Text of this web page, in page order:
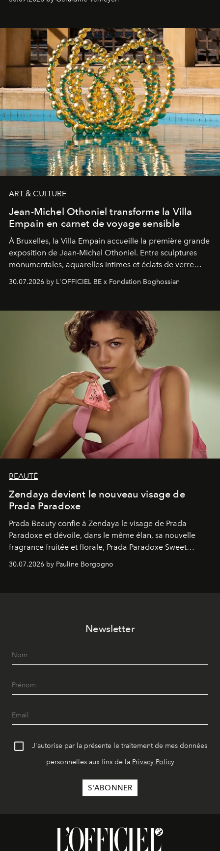
ART & CULTURE
Jean-Michel Othoniel transforme la Villa
Empain en carnet de voyage sensible
À Bruxelles, la Villa Empain accueille la première grande
exposition de Jean-Michel Othoniel. Entre sculptures
monumentales, aquarelles intimes et éclats de verre
soufflé, l’artiste français compose un itinéraire
émotionnel où chaque œuvre devient le souvenir
émerveillement.
30.07.2026 by L'OFFICIEL BE x Fondation Boghossian
BEAUTÉ
Zendaya devient le nouveau visage de
Prada Paradoxe
Prada Beauty confie à Zendaya le visage de Prada
Paradoxe et dévoile, dans le même élan, sa nouvelle
fragrance fruitée et florale, Prada Paradoxe Sweet
Chemistry Eau de Parfum.
30.07.2026 by Pauline Borgogno
Newsletter
J'autorise par la présente le traitement de mes données
personnelles aux fins de la Privacy Policy